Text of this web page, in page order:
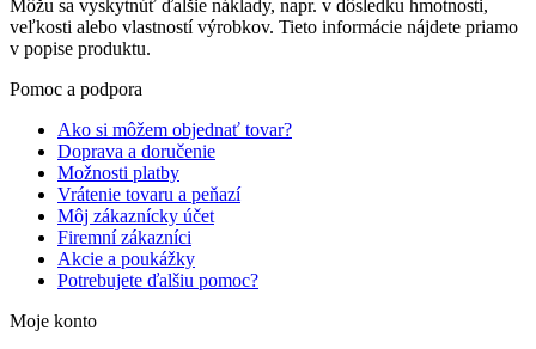
Môžu sa vyskytnúť ďalšie náklady, napr. v dôsledku hmotnosti,
veľkosti alebo vlastností výrobkov. Tieto informácie nájdete priamo
v popise produktu.
Pomoc a podpora
Ako si môžem objednať tovar?
Doprava a doručenie
Možnosti platby
Vrátenie tovaru a peňazí
Môj zákaznícky účet
Firemní zákazníci
Akcie a poukážky
Potrebujete ďalšiu pomoc?
Moje konto